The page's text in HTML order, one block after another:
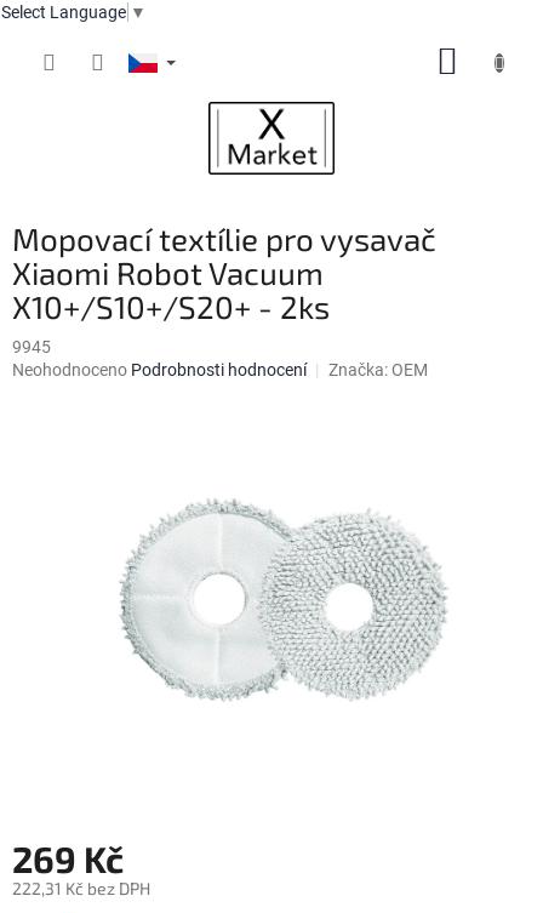
Select Language ▼
Mopovací textílie pro vysavač
Xiaomi Robot Vacuum
X10+/S10+/S20+ - 2ks
9945
Průměrné
Neohodnoceno Podrobnosti hodnocení Značka: OEM
269 Kč
222,31 Kč bez DPH